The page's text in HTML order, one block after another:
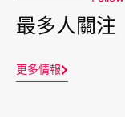
最多人關注
更多情報